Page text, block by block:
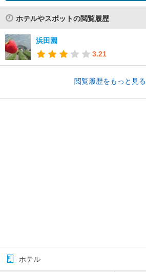
ホテルやスポットの閲覧履歴
浜田園
3.21
閲覧履歴をもっと見る
ホテル